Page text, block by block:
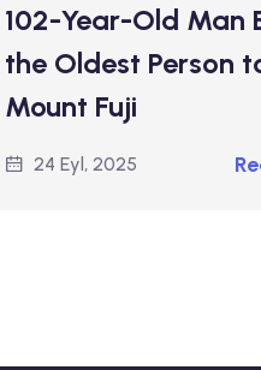
102-Year-Old Man
the Oldest Person
Mount Fuji
24 Eyl, 2025